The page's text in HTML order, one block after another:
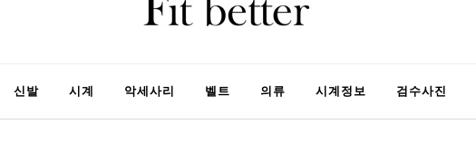
신발 시계 악세사리 벨트 의류 시계정보 검수사진